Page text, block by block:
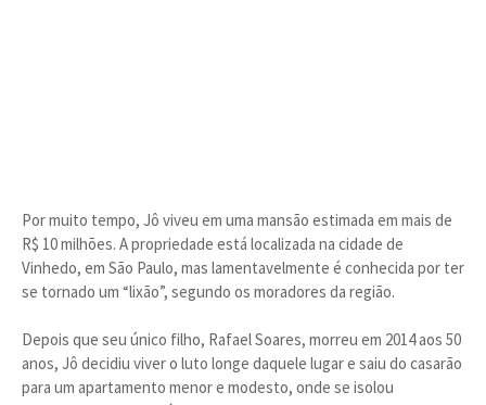
Por muito tempo, Jô viveu em uma mansão estimada em mais de
R$ 10 milhões. A propriedade está localizada na cidade de
Vinhedo, em São Paulo, mas lamentavelmente é conhecida por ter
se tornado um “lixão”, segundo os moradores da região.
Depois que seu único filho, Rafael Soares, morreu em 2014 aos 50
anos, Jô decidiu viver o luto longe daquele lugar e saiu do casarão
para um apartamento menor e modesto, onde se isolou